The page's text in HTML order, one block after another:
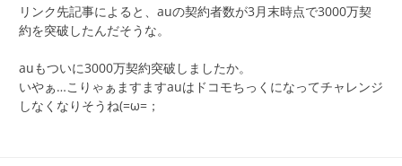
リンク先記事によると、auの契約者数が3月末時点で3000万契
約を突破したんだそうな。
auもついに3000万契約突破しましたか。
いやぁ…こりゃぁますますauはドコモちっくになってチャレンジ
しなくなりそうね(=ω=；